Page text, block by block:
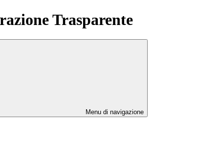
Trasparente
Menu di navigazione